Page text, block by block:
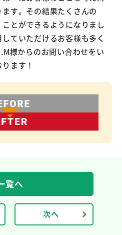
す。その結果たくさんの
とができるようになりまし
ていただけるお客様も多く
様からのお問い合わせをい
ます！
覧へ
次へ